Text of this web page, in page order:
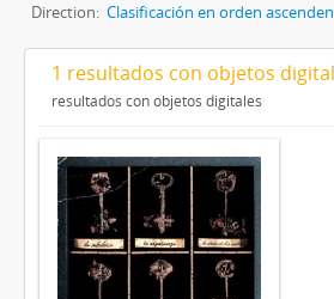
Direction: Clasificación en orden
1 resultados con objetos
resultados con objetos digitales